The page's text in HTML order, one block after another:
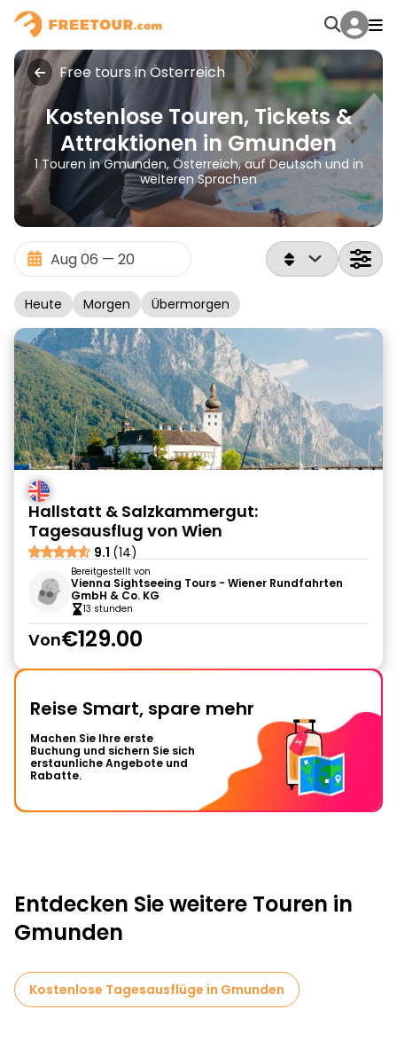
Free tours in Österreich
Kostenlose Touren, Tickets &
Attraktionen in Gmunden
1 Touren in Gmunden, Österreich, auf Deutsch und in
weiteren Sprachen
Heute Morgen Übermorgen
Hallstatt & Salzkammergut:
Tagesausflug von Wien
9.1 (14)
Bereitgestellt von
Vienna Sightseeing Tours - Wiener Rundfahrten
GmbH & Co. KG
13 stunden
Von€129.00
Reise Smart, spare mehr
Machen Sie Ihre erste
Buchung und sichern Sie sich
erstaunliche Angebote und
Rabatte.
Entdecken Sie weitere Touren in
Gmunden
Kostenlose Tagesausflüge in Gmunden